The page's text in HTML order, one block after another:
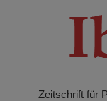
Zeitschrift für